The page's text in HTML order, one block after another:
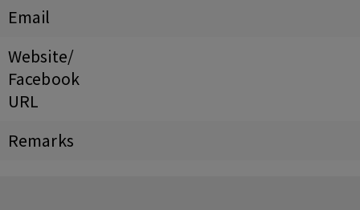
Email
Website/
Facebook
URL
Remarks